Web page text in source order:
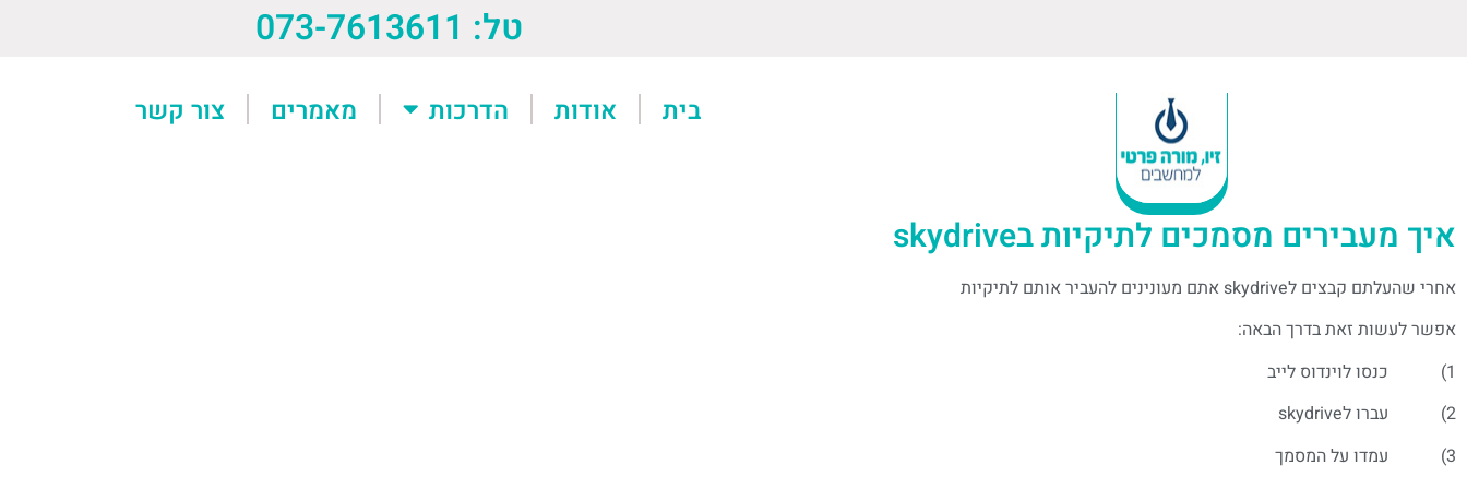
טל: 073-7613611
בית אודות הדרכות מאמרים צור קשר
איך מעבירים מסמכים לתיקיות בskydrive
אחרי שהעלתם קבצים לskydrive אתם מעונינים להעביר אותם לתיקיות
אפשר לעשות זאת בדרך הבאה:
1) כנסו לוינדוס לייב
2) עברו לskydrive
3) עמדו על המסמך